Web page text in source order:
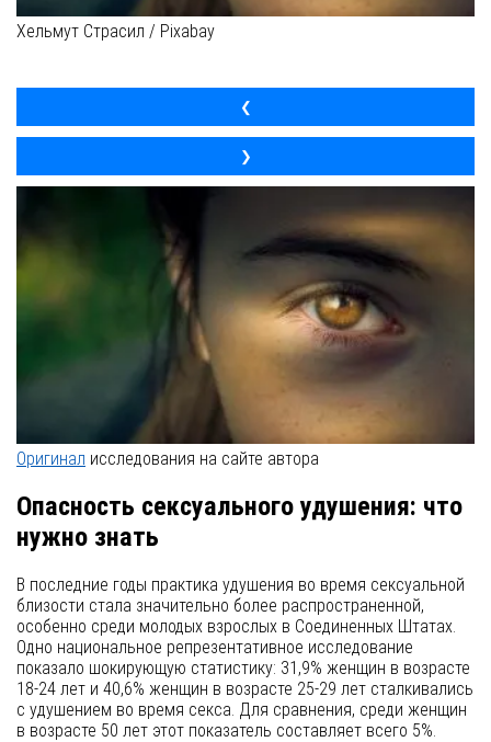
Хельмут Страсил / Pixabay
❮
❯
Оригинал исследования на сайте автора
Опасность сексуального удушения: что
нужно знать
В последние годы практика удушения во время сексуальной
близости стала значительно более распространенной,
особенно среди молодых взрослых в Соединенных Штатах.
Одно национальное репрезентативное исследование
показало шокирующую статистику: 31,9% женщин в возрасте
18-24 лет и 40,6% женщин в возрасте 25-29 лет сталкивались
с удушением во время секса. Для сравнения, среди женщин
в возрасте 50 лет этот показатель составляет всего 5%.